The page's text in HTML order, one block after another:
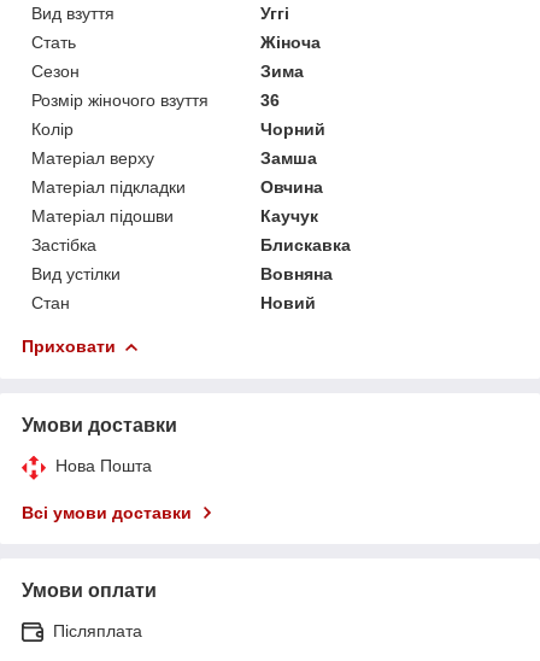
Вид взуття
Уггі
Стать
Жіноча
Сезон
Зима
Розмір жіночого взуття
36
Колір
Чорний
Матеріал верху
Замша
Матеріал підкладки
Овчина
Матеріал підошви
Каучук
Застібка
Блискавка
Вид устілки
Вовняна
Стан
Новий
Приховати
Умови доставки
Нова Пошта
Всі умови доставки
Умови оплати
Післяплата